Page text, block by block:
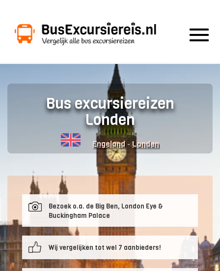
Bus excursiereizen
Londen
Engeland-Londen
Bezoek o.a. de Big Ben, London Eye &
Buckingham Palace
Wij vergelijken tot wel 7 aanbieders!